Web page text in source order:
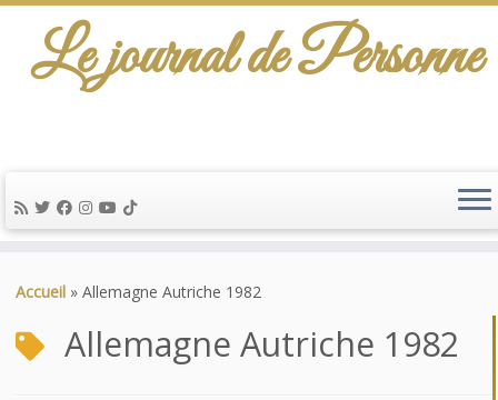
au
Le journal de Personne
Accueil » Allemagne Autriche 1982
Allemagne Autriche 1982